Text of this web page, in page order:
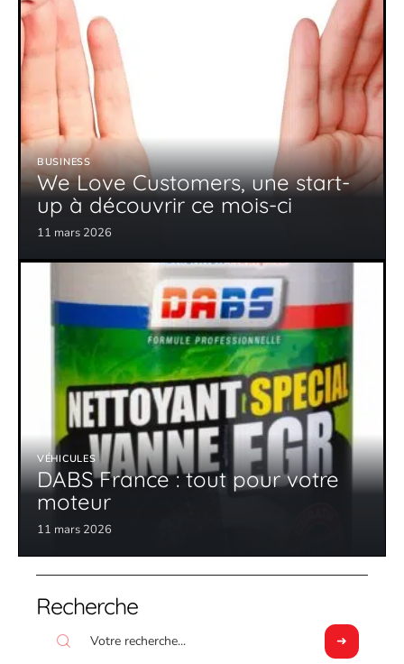
BUSINESS
We Love Customers, une start-
up à découvrir ce mois-ci
11 mars 2026
VÉHICULES
DABS France : tout pour votre
moteur
11 mars 2026
Recherche